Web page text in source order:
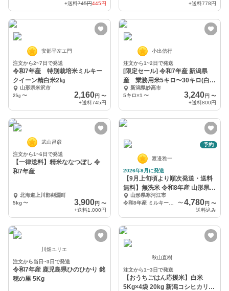
+送料745円445円
+送料778円
安部平左エ門
注文から2~7日で発送
令和7年産 特別栽培米ミルキー
クイーン精白米2㎏
山形県米沢市
2㎏ 〜 2,160円 〜
+送料745円
小出信行
注文から1~2日で発送
[限定セール] 令和7年産 新潟県
産 業務用米5キロ〜30キロ(白
米)新潟県妙高市
5キロ×1 〜 3,240円 〜
+送料800円
武山昌彦
注文から1~6日で発送
【一律送料】精米ななつぼし 令
和7年産
北海道上川郡剣淵町
5kg〜 3,900円 〜
+送料1,000円
予約
渡邉雅一
2026年9月に発送
【9月上旬頃より順次発送・送料
無料】無洗米 令和8年産 山形県産
ミルキークイーン
山形県寒河江市
令和8年産 ミルキークイーン無洗米 4kg
〜4,780円 〜
送料込み
川畑ユリエ
注文から当日~3日で発送
令和7年産 鹿児島県ひのひかり 銘
穂の里 5Kg
秋山直樹
注文から1~3日で発送
【おうちごはん応援米】白米
5Kg×4袋 20kg 新潟コシヒカリ＋